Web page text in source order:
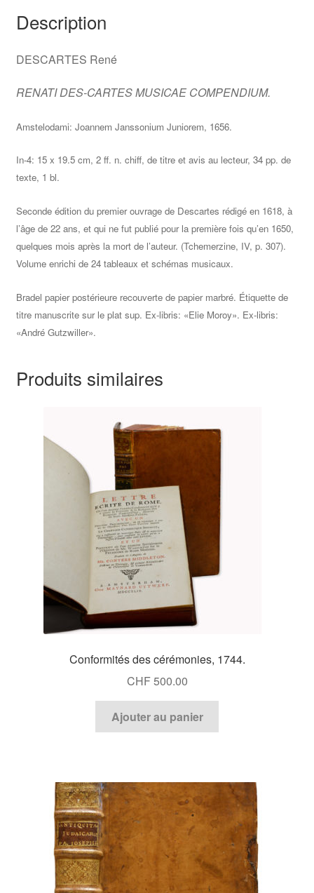
Description
DESCARTES René
RENATI DES-CARTES MUSICAE COMPENDIUM.
Amstelodami: Joannem Janssonium Juniorem, 1656.
In-4: 15 x 19.5 cm, 2 ff. n. chiff, de titre et avis au lecteur, 34 pp. de
texte, 1 bl.
Seconde édition du premier ouvrage de Descartes rédigé en 1618, à
l’âge de 22 ans, et qui ne fut publié pour la première fois qu’en 1650,
quelques mois après la mort de l’auteur. (Tchemerzine, IV, p. 307).
Volume enrichi de 24 tableaux et schémas musicaux.
Bradel papier postérieure recouverte de papier marbré. Étiquette de
titre manuscrite sur le plat sup. Ex-libris: «Elie Moroy». Ex-libris:
«André Gutzwiller».
Produits similaires
Conformités des cérémonies, 1744.
CHF500.00
Ajouter au panier